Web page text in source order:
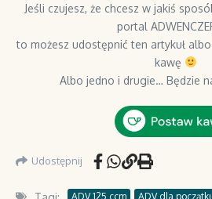
Jeśli czujesz, że chcesz w jakiś
portal
to możesz udostępnić ten artykuł
kawę
Albo jedno i drugie… Będzie
Udostępnij
ADV 125 ccm ADV dla